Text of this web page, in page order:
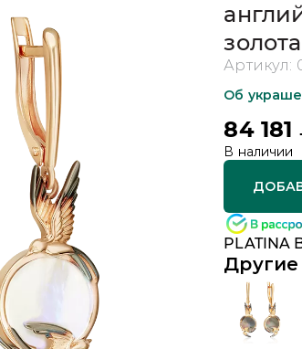
Артикул:
Об
84 181
В наличии
PLATINA